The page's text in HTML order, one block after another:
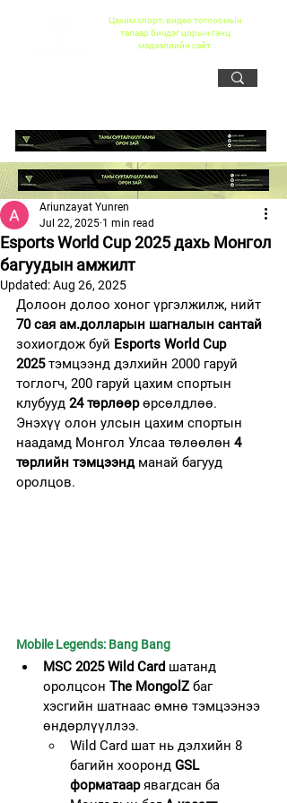
Цахим спорт, видео тоглоомын
талаар бичдэг цорын ганц
мэдээллийн сайт
Esports World Cup 2025 дахь Монгол
багуудын амжилт
Ariunzayat Yunren
Jul 22, 2025 1 min read
Updated:Aug 26, 2025
Долоон долоо хоног үргэлжилж, нийт
70 сая ам.долларын шагналын сантай
зохиогдож буй Esports World Cup
2025 тэмцээнд дэлхийн 2000 гаруй
тоглогч, 200 гаруй цахим спортын
клубууд 24 төрлөөр өрсөлдлөө.
Энэхүү олон улсын цахим спортын
наадамд Монгол Улсаа төлөөлөн 4
төрлийн тэмцээнд манай багууд
оролцов.
Mobile Legends: Bang Bang
MSC 2025 Wild Card шатанд
оролцсон The MongolZ баг
хэсгийн шатнаас өмнө тэмцээнээ
өндөрлүүллээ.
Wild Card шат нь дэлхийн 8
багийн хооронд GSL
форматаар явагдсан ба